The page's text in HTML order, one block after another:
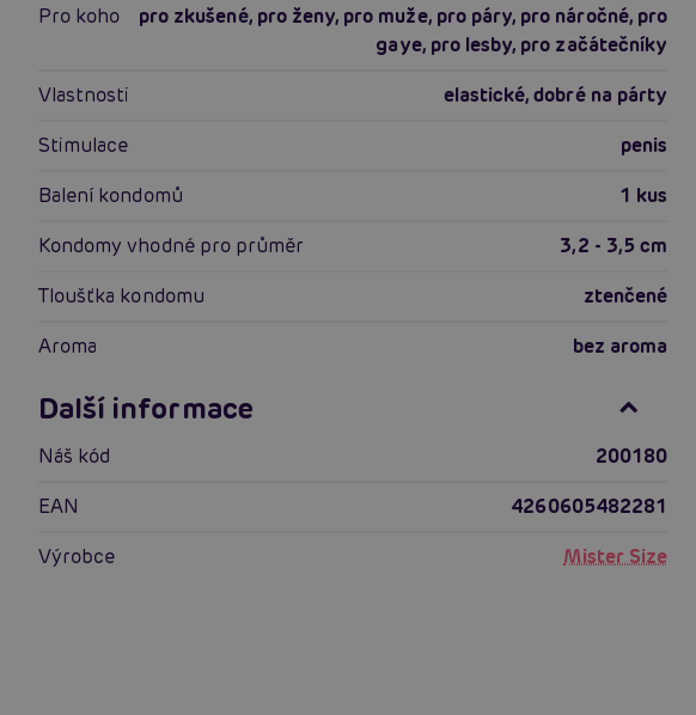
Pro koho pro zkušené, pro ženy, pro muže, pro páry, pro náročné, pro
gaye, pro lesby, pro začátečníky
Vlastnosti
elastické,dobré na párty
Stimulace
penis
Balení kondomů
1 kus
Kondomy vhodné pro průměr
3,2 - 3,5 cm
Tloušťka kondomu
ztenčené
Aroma
bez aroma
Další informace
Náš kód
200180
EAN
4260605482281
Výrobce
Mister Size